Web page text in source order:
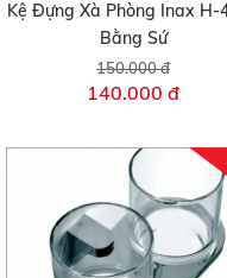
Kệ Đựng Xà Phòng Inax H-
Bằng Sứ
150.000 đ
140.000 đ